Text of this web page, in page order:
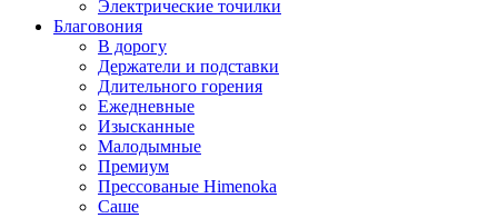
Электрические точилки
Благовония
В дорогу
Держатели и подставки
Длительного горения
Ежедневные
Изысканные
Малодымные
Премиум
Прессованые Himenoka
Саше